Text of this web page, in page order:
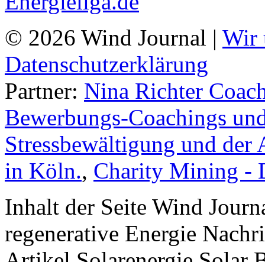
© 2026 Wind Journal | Wir
Datenschutzerklärung
Partner: Nina Richter
Bewerbungs-Coachings
Stressbewältigung und
in Köln., Charity Mining -
Inhalt der Seite Wind
regenerative Energie